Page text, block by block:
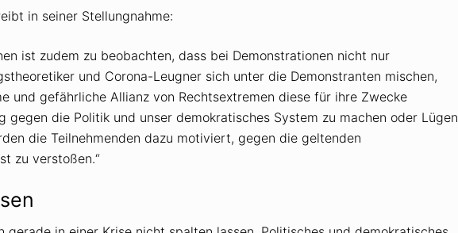
in seiner Stellungnahme:
ist zudem zu beobachten, dass bei Demonstrationen nicht nur
und Corona-Leugner sich unter die Demonstranten mischen,
und gefährliche Allianz von Rechtsextremen diese für ihre Zwecke
gegen die Politik und unser demokratisches System zu machen oder Lügen
die Teilnehmenden dazu motiviert, gegen die geltenden
zu verstoßen.“